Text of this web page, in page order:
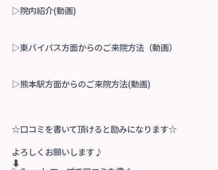
▷院内紹介(動画)
▷東バイパス方面からのご来院方法（動画）
▷熊本駅方面からのご来院方法(動画)
☆口コミを書いて頂けると励みになります☆
よろしくお願いします♪
⬇